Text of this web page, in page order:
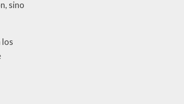
sino
los